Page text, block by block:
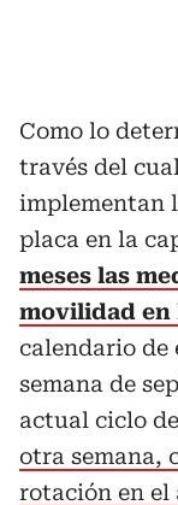
Como lo
través del
implementan
placa en la
meses las
movilidad en
calendario de
semana de
actual ciclo
otra semana,
rotación en el